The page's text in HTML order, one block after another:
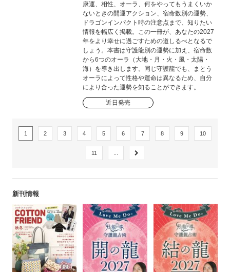
康運、相性、オーラ、何をやってもうまくいか
ないときの開運アクション、宿命数別の運勢、
ドラゴンインパクト時の注意点まで、知りたい
情報を幅広く掲載。この一冊が、あなたの2027
年をより幸せに過ごすための道しるべとなるで
しょう。本書は守護龍別の運勢に加え、宿命数
から6つのオーラ（大地・月・火・風・太陽・
海）を導き出します。同じ守護龍でも、まとう
オーラによって性格や運命は異なるため、自分
により合った運勢を知ることができます。
近日発売
1 2 3 4 5 6 7 8 9 10
11
新刊情報